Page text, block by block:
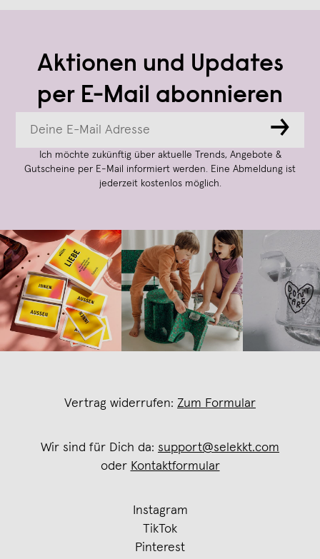
Aktionen und Updates
per E-Mail abonnieren
→
Ich möchte zukünftig über aktuelle Trends, Angebote &
Gutscheine per E-Mail informiert werden. Eine Abmeldung ist
jederzeit kostenlos möglich.
Vertrag widerrufen: Zum Formular
Wir sind für Dich da: support@selekkt.com
oder Kontaktformular
Instagram
TikTok
Pinterest